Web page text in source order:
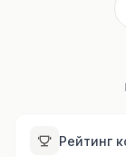
Рейтинг